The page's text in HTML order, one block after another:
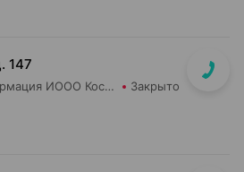
147
Планета Здоровья АБФармация ИООО Косметический магазин №4 Закрыто